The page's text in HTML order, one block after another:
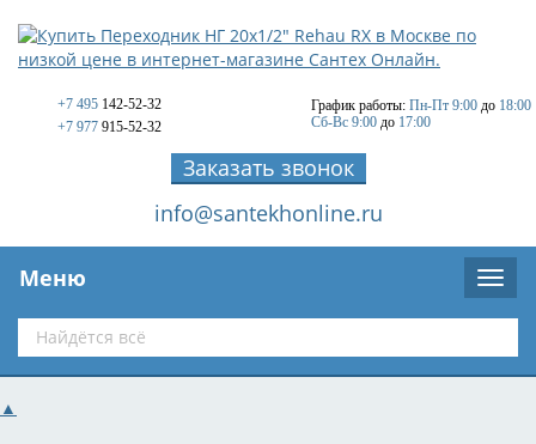
+7 495 142-52-32
+7 977 915-52-32
График работы: Пн-Пт 9:00 до 18:00
Сб-Вс 9:00 до 17:00
Заказать звонок
info@santekhonline.ru
Меню
▲